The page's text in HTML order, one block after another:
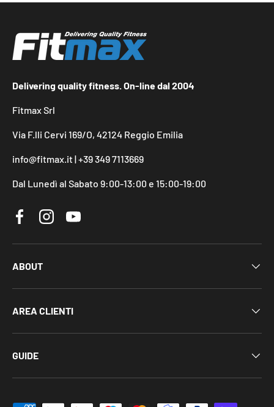
Delivering quality fitness. On-line dal 2004
Fitmax Srl
Via F.lli Cervi 169/O, 42124 Reggio Emilia
info@fitmax.it | +39 349 7113669
Dal Lunedì al Sabato 9:00-13:00 e 15:00-19:00
FacebookInstagramYouTube
ABOUT
AREA CLIENTI
GUIDE